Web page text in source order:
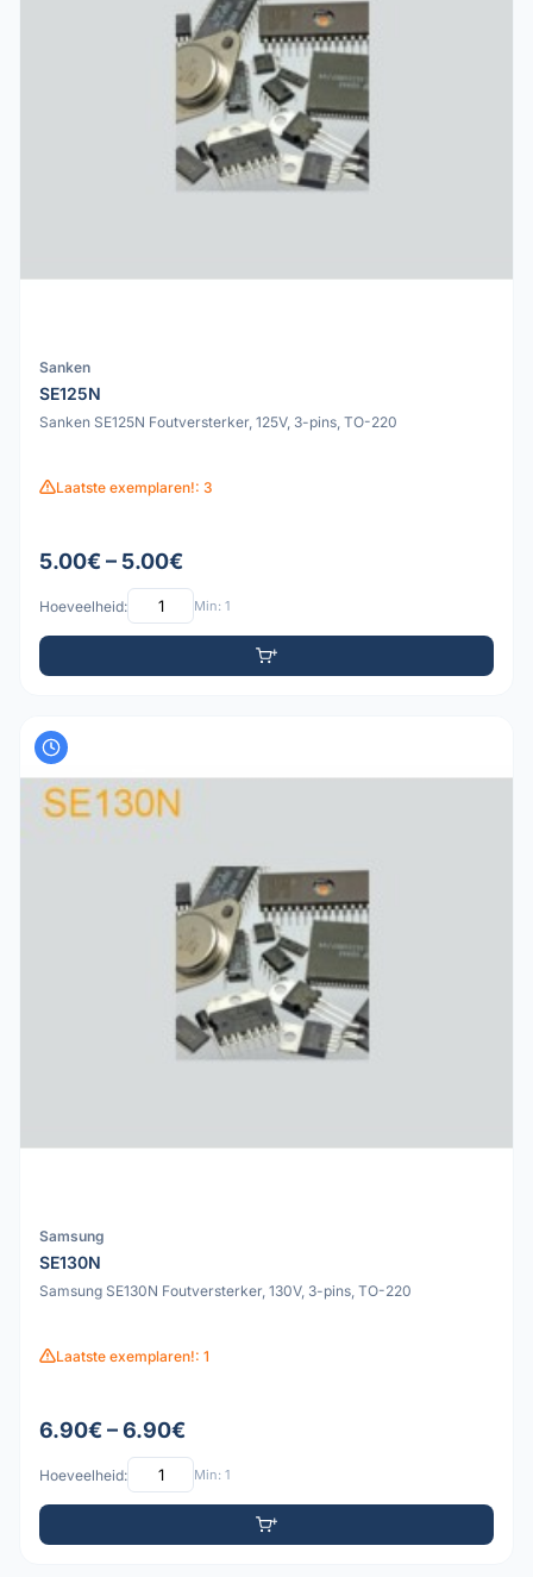
Sanken
SE125N
Sanken SE125N Foutversterker, 125V, 3-pins, TO-220
Laatste exemplaren!: 3
5.00€ – 5.00€
Hoeveelheid: Min: 1
Samsung
SE130N
Samsung SE130N Foutversterker, 130V, 3-pins, TO-220
Laatste exemplaren!: 1
6.90€ – 6.90€
Hoeveelheid: Min: 1